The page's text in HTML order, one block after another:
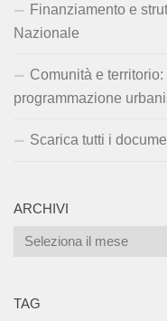
Finanziamento e
Nazionale
Comunità e
programmazione
Scarica tutti i
ARCHIVI
Archivi
TAG